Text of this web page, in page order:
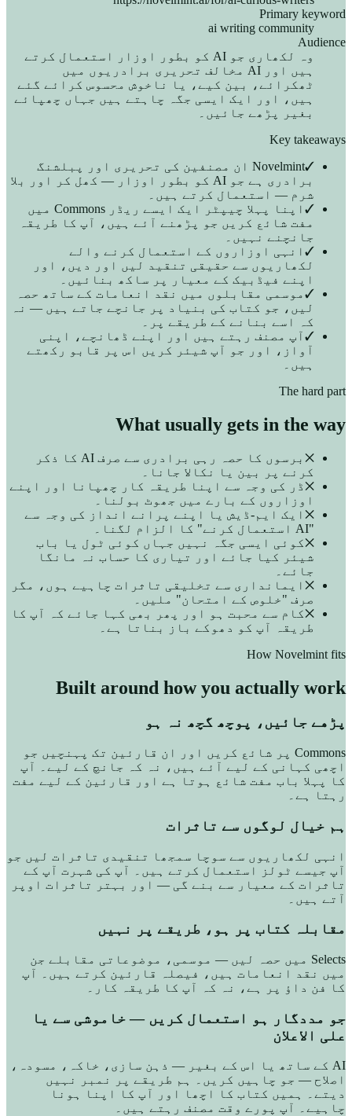
Primary keyword
ai writing community
Audience
وہ لکھاری جو AI کو بطور اوزار استعمال کرتے
ہیں اور AI مخالف تحریری برادریوں میں
ٹھکرائے، بین کیے، یا ناخوش محسوس کرائے گئے
ہیں، اور ایک ایسی جگہ چاہتے ہیں جہاں چھپائے
بغیر پڑھے جائیں۔
Key takeaways
✓
Novelmint ان مصنفین کی تحریری اور پبلشنگ
برادری ہے جو AI کو بطور اوزار — کھل کر اور بلا
شرم — استعمال کرتے ہیں۔
✓
اپنا پہلا چیپٹر ایک ایسے ریڈر Commons میں
مفت شائع کریں جو پڑھنے آئے ہیں، آپ کا طریقہ
جانچنے نہیں۔
✓ انہی اوزاروں کے استعمال کرنے والے
لکھاریوں سے حقیقی تنقید لیں اور دیں، اور
اپنے فیڈبیک کے معیار پر ساکھ بنائیں۔
✓موسمی مقابلوں میں نقد انعامات کے ساتھ حصہ
لیں، جو کتاب کی بنیاد پر جانچے جاتے ہیں — نہ
کہ اسے بنانے کے طریقے پر۔
✓آپ مصنف رہتے ہیں اور اپنے ڈھانچے، اپنی
آواز، اور جو آپ شیئر کریں اس پر قابو رکھتے
ہیں۔
The hard part
What usually gets in the way
✕
برسوں کا حصہ رہی برادری سے صرف AI کا ذکر
کرنے پر بین یا نکالا جانا۔
✕ڈر کی وجہ سے اپنا طریقہ کار چھپانا اور اپنے
اوزاروں کے بارے میں جھوٹ بولنا۔
✕ ایک ایم-ڈیش یا اپنے پرانے انداز کی وجہ سے
"AI استعمال کرنے" کا الزام لگنا۔
✕کوئی ایسی جگہ نہیں جہاں کوئی ٹول یا باب
شیئر کیا جائے اور تیاری کا حساب نہ مانگا
جائے۔
✕ ایمانداری سے تخلیقی تاثرات چاہیے ہوں، مگر
صرف "خلوص کے امتحان" ملیں۔
✕کام سے محبت ہو اور پھر بھی کہا جائے کہ آپ کا
طریقہ آپ کو دھوکے باز بناتا ہے۔
How Novelmint fits
Built around how you actually work
پڑھے جائیں، پوچھ گچھ نہ ہو
Commons پر شائع کریں اور ان قارئین تک پہنچیں جو
اچھی کہانی کے لیے آئے ہیں، نہ کہ جانچ کے لیے۔ آپ
کا پہلا باب مفت شائع ہوتا ہے اور قارئین کے لیے مفت
رہتا ہے۔
ہم خیال لوگوں سے تاثرات
انہی لکھاریوں سے سوچا سمجھا تنقیدی تاثرات لیں جو
آپ جیسے ٹولز استعمال کرتے ہیں۔ آپ کی شہرت آپ کے
تاثرات کے معیار سے بنے گی — اور بہتر تاثرات اوپر
آتے ہیں۔
مقابلہ کتاب پر ہو، طریقے پر نہیں
Selects میں حصہ لیں — موسمی، موضوعاتی مقابلے جن
میں نقد انعامات ہیں، فیصلہ قارئین کرتے ہیں۔ آپ
کا فن داؤ پر ہے، نہ کہ آپ کا طریقہ کار۔
جو مددگار ہو استعمال کریں — خاموشی سے یا
علی الاعلان
AI کے ساتھ یا اس کے بغیر — ذہن سازی، خاکہ، مسودہ،
اصلاح — جو چاہیں کریں۔ ہم طریقے پر نمبر نہیں
دیتے۔ ہمیں کتاب کا اچھا اور آپ کا اپنا ہونا
چاہیے۔ آپ پورے وقت مصنف رہتے ہیں۔